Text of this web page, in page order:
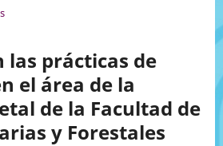
las prácticas de
el área de la
de la Facultad de
y Forestales